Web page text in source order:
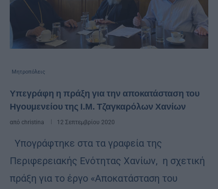
Μητροπόλεις
Υπεγράφη η πράξη για την αποκατάσταση του
Ηγουμενείου της Ι.Μ. Τζαγκαρόλων Χανίων
από christina 12 Σεπτεμβρίου 2020
Yπογράφτηκε στα τα γραφεία της
Περιφερειακής Ενότητας Χανίων, η σχετική
πράξη για το έργο «Αποκατάσταση του